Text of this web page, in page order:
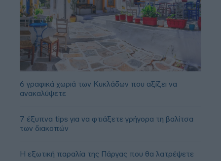
6 γραφικά χωριά των Κυκλάδων που αξίζει να
ανακαλύψετε
7 έξυπνα tips για να φτιάξετε γρήγορα τη βαλίτσα
των διακοπών
Η εξωτική παραλία της Πάργας που θα λατρέψετε